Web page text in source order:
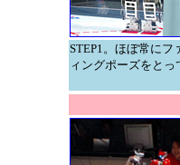
STEP1。ほぼ常にフ
ィングポーズをとっ